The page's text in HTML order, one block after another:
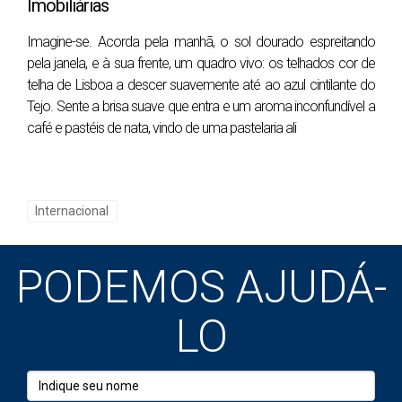
uma área onde os preços estão caindo ou onde há
um excesso de oferta, poderá enfrentar dificuldades
para vender ou alugar sua propriedade no futuro.
Manter-se informado sobre as tendências do
mercado é essencial para fazer investimentos
estratégicos.
INSPIRADORES
Caso 1: João e Maria - O Aprendizado com
Erros Legais
investir em Lisboa sem entender completamente as
Alfama, mas logo descobriram que não estavam
Imobiliárias
Imagine-se. Acorda pela manhã, o sol dourado espreitando
pela janela, e à sua frente, um quadro vivo: os telhados cor de
telha de Lisboa a descer suavemente até ao azul cintilante do
Tejo. Sente a brisa suave que entra e um aroma inconfundível a
café e pastéis de nata, vindo de uma pastelaria ali
Internacional
PODEMOS AJUDÁ-
LO